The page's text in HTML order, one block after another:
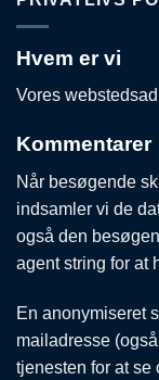
Hvem er vi
Vores
Kommentarer
Når besøgende
indsamler vi de
også den
agent string for at
En anonymiseret
mailadresse
tjenesten for at se